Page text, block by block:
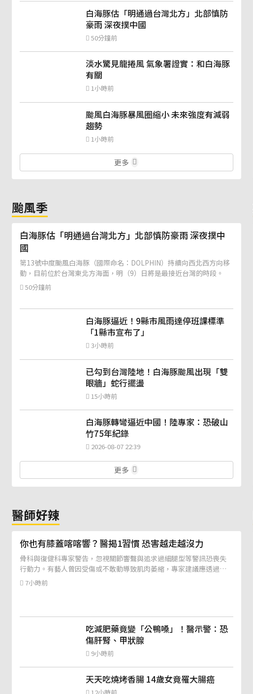
白海豚估「明通過台灣北方」北部慎防
豪雨 深夜撲中國
50分鐘前
淡水驚見龍捲風 氣象署證實：和白海豚
有關
1小時前
颱風白海豚暴風圈縮小 未來強度有減弱
趨勢
1小時前
更多
颱風季
白海豚估「明通過台灣北方」北部慎防豪雨 深夜撲中
國
第13號中度颱風白海豚（國際命名：DOLPHIN）持續向西北西方向移
動，目前位於台灣東北方海面，明（9）日將是最接近台灣的時段。
50分鐘前
白海豚逼近！9縣市風雨達停班課標準
「1縣市宣布了」
3小時前
已勾到台灣陸地！白海豚颱風出現「雙
眼牆」蛇行擺盪
15小時前
白海豚轉彎逼近中國！陸專家：恐破山
竹75年紀錄
2026-08-07 22:39
更多
醫師好辣
你也有膝蓋喀喀響？醫揭1習慣 恐害越走越沒力
骨科與復健科專家警告，忽視關節響聲與追求過細腿型等警訊恐喪失
行動力。有藝人曾因受傷或不敢動導致肌肉萎縮，專家建議應透過
「保骨增肌」雙管齊下以維持強健身體。
7小時前
吃減肥藥竟變「公鴨嗓」！醫示警：恐
傷肝腎、甲狀腺
9小時前
天天吃燒烤香腸 14歲女竟罹大腸癌